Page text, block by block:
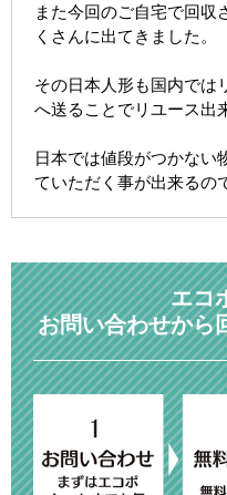
また今回のご自宅で回収
くさんに出てきました。
その日本人形も国内では
へ送ることでリユース出
日本では値段がつかない
ていただく事が出来るの
エコ
お問い合わせから